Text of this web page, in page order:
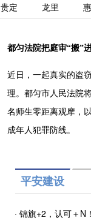
贵定 龙里
都匀法院把庭审“搬”
法成本账”
近日，一起真实的盗
理。都匀市人民法院
名师生零距离观摩，
成年人犯罪防线。
平安建设
· 锦旗+2，认可＋N